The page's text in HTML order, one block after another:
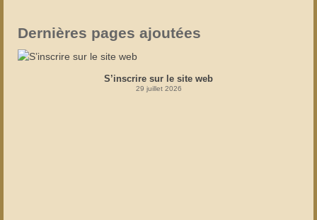
Dernières pages ajoutées
S’inscrire sur le site web
29 juillet 2026